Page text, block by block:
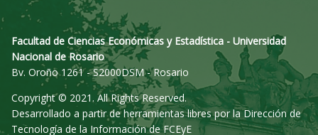
Facultad de Ciencias Económicas y Estadística - Universidad
Nacional de Rosario
Bv. Oroño 1261 - S2000DSM - Rosario
Copyright © 2021. All Rights Reserved.
Desarrollado a partir de herramientas libres por la Dirección de
Tecnología de la Información de FCEyE